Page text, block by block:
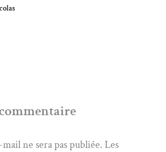
ne sera pas publiée. Les